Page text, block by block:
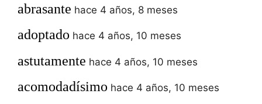
abrasante hace 4 años, 8 meses
adoptado hace 4 años, 10 meses
astutamente hace 4 años, 10 meses
acomodadísimo hace 4 años, 10 meses